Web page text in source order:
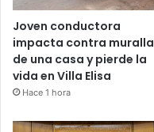
Joven conductora
impacta contra muralla
de una casa y pierde la
vida en Villa Elisa
Hace 1 hora